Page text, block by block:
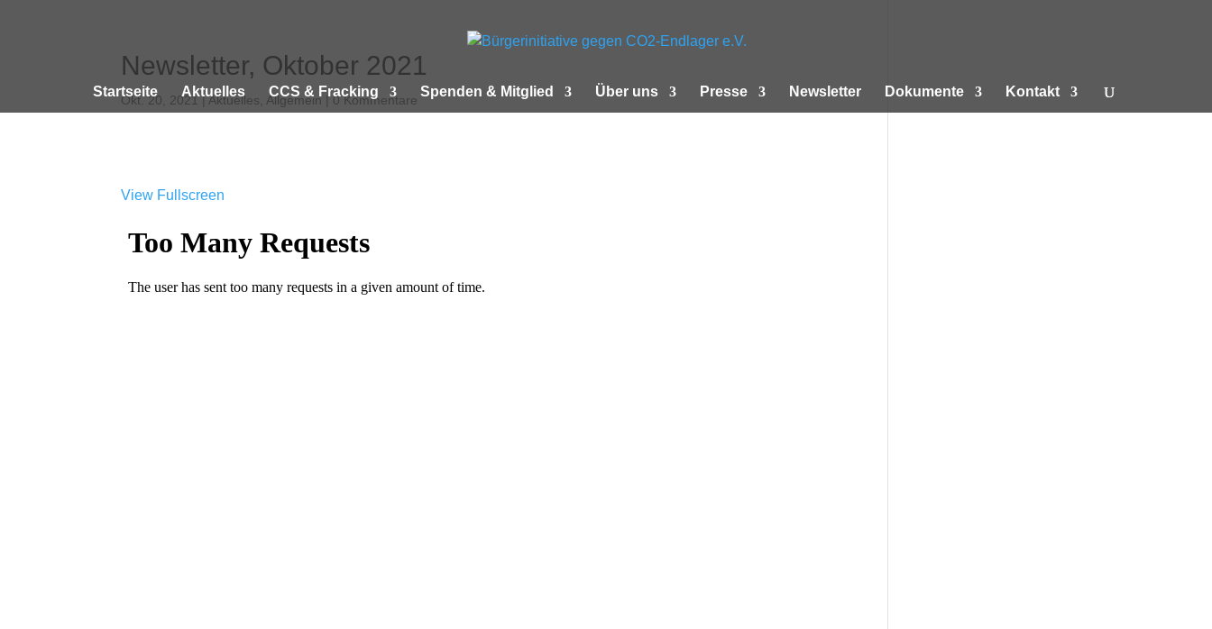
Startseite Aktuelles CCS & Fracking Spenden & Mitglied Über uns Presse Newsletter Dokumente Kontakt
Newsletter, Oktober 2021
Okt. 20, 2021|Aktuelles Allgemein |0 Kommentare
View Fullscreen
PDF-
springen